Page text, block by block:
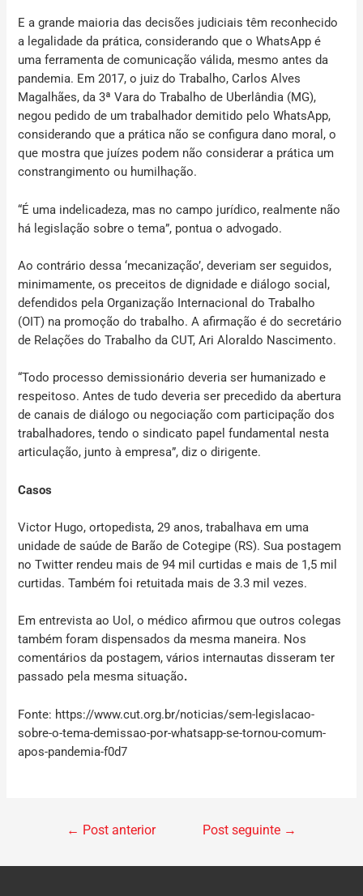
E a grande maioria das decisões judiciais têm reconhecido
a legalidade da prática, considerando que o WhatsApp é
uma ferramenta de comunicação válida, mesmo antes da
pandemia. Em 2017, o juiz do Trabalho, Carlos Alves
Magalhães, da 3ª Vara do Trabalho de Uberlândia (MG),
negou pedido de um trabalhador demitido pelo WhatsApp,
considerando que a prática não se configura dano moral, o
que mostra que juízes podem não considerar a prática um
constrangimento ou humilhação.
“É uma indelicadeza, mas no campo jurídico, realmente não
há legislação sobre o tema”, pontua o advogado.
Ao contrário dessa ‘mecanização’, deveriam ser seguidos,
minimamente, os preceitos de dignidade e diálogo social,
defendidos pela Organização Internacional do Trabalho
(OIT) na promoção do trabalho. A afirmação é do secretário
de Relações do Trabalho da CUT, Ari Aloraldo Nascimento.
“Todo processo demissionário deveria ser humanizado e
respeitoso. Antes de tudo deveria ser precedido da abertura
de canais de diálogo ou negociação com participação dos
trabalhadores, tendo o sindicato papel fundamental nesta
articulação, junto à empresa”, diz o dirigente.
Casos
Victor Hugo, ortopedista, 29 anos, trabalhava em uma
unidade de saúde de Barão de Cotegipe (RS). Sua postagem
no Twitter rendeu mais de 94 mil curtidas e mais de 1,5 mil
curtidas. Também foi retuitada mais de 3.3 mil vezes.
Em entrevista ao Uol, o médico afirmou que outros colegas
também foram dispensados da mesma maneira. Nos
comentários da postagem, vários internautas disseram ter
passado pela mesma situação.
Fonte: https://www.cut.org.br/noticias/sem-legislacao-
sobre-o-tema-demissao-por-whatsapp-se-tornou-comum-
apos-pandemia-f0d7
← Post anterior Post seguinte →